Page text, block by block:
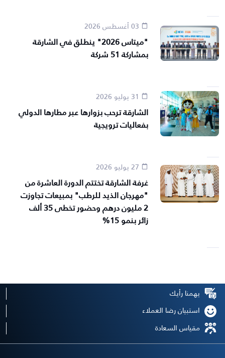
"ميتاس 2026" ينطلق في الشارقة
بمشاركة 51 شركة
الشارقة ترحب بزوارها عبر مطارها الدولي
بفعاليات ترويجية
غرفة الشارقة تختتم الدورة العاشرة من
"مهرجان الذيد للرطب" بمبيعات تجاوزت
2 مليون درهم وحضور تخطى 35 ألف
زائر بنمو 15%
يهمنا رأيك
استبيان رضا العملاء
مقياس السعادة